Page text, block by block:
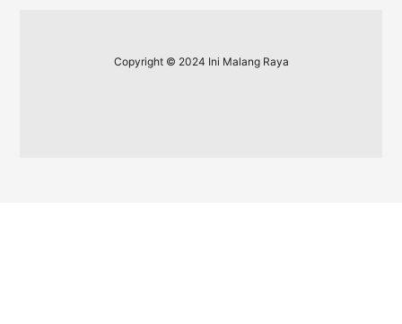
Copyright © 2024 Ini Malang Raya